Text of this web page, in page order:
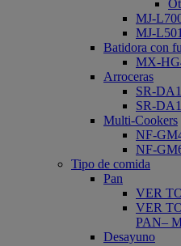
MJ-
MJ-L501
Batidora con
MX-
Arroceras
SR-
SR-
Multi-Cookers
NF-
NF-
Tipo de comida
Pan
VER
VER
PAN–
Desayuno